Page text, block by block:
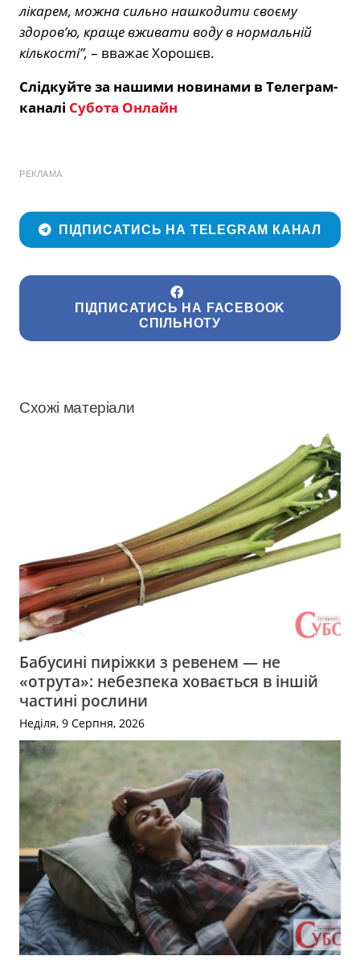
лікарем, можна сильно нашкодити своєму
здоров’ю, краще вживати воду в нормальній
кількості”, – вважає Хорошєв.
Слідкуйте за нашими новинами в Телеграм-
каналі Субота Онлайн
РЕКЛАМА
ПІДПИСАТИСЬ НА TELEGRAM КАНАЛ
ПІДПИСАТИСЬ НА FACEBOOK
СПІЛЬНОТУ
Схожі матеріали
Бабусині пиріжки з ревенем — не
«отрута»: небезпека ховається в іншій
частині рослини
Неділя, 9 Серпня, 2026